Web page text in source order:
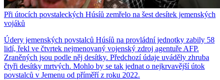
Při útocích povstaleckých Húsíů zemřelo na šest desítek jemenských
vojáků
Údery jemenských povstalců Húsíů na provládní jednotky zabily 58
lidí, řekl ve čtvrtek nejmenovaný vojenský zdroj agentuře AFP.
Zraněných jsou podle něj desítky. Předchozí údaje uváděly zhruba
čtyři desítky mrtvých. Mohlo by se tak jednat o nejkrvavější útok
povstalců v Jemenu od příměří z roku 2022.